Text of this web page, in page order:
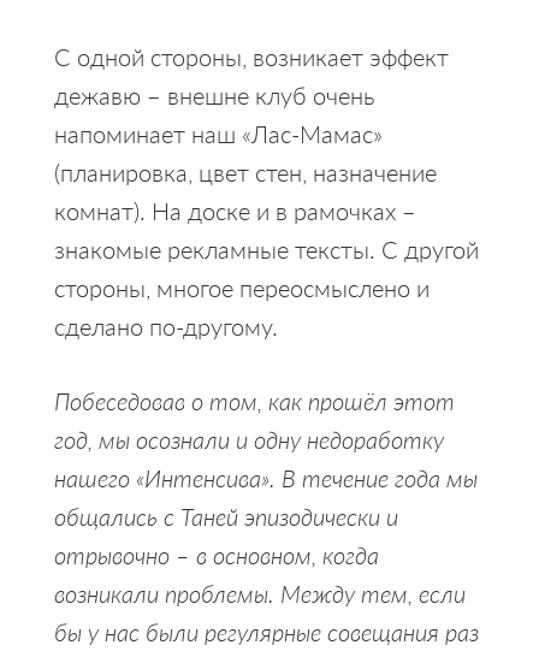
С одной стороны, возникает эффект
дежавю – внешне клуб очень
напоминает наш «Лас-Мамас»
(планировка, цвет стен, назначение
комнат). На доске и в рамочках –
знакомые рекламные тексты. С другой
стороны, многое переосмыслено и
сделано по-другому.
Побеседовав о том, как прошёл этот
год, мы осознали и одну недоработку
нашего «Интенсива». В течение года мы
общались с Таней эпизодически и
отрывочно – в основном, когда
возникали проблемы. Между тем, если
бы у нас были регулярные совещания раз